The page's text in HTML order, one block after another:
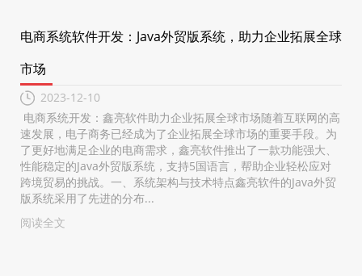
电商系统软件开发：Java外贸版系统，助力企业拓展全球
市场
2023-12-10
电商系统开发：鑫亮软件助力企业拓展全球市场随着互联网的高
速发展，电子商务已经成为了企业拓展全球市场的重要手段。为
了更好地满足企业的电商需求，鑫亮软件推出了一款功能强大、
性能稳定的Java外贸版系统，支持5国语言，帮助企业轻松应对
跨境贸易的挑战。一、系统架构与技术特点鑫亮软件的Java外贸
版系统采用了先进的分布...
阅读全文